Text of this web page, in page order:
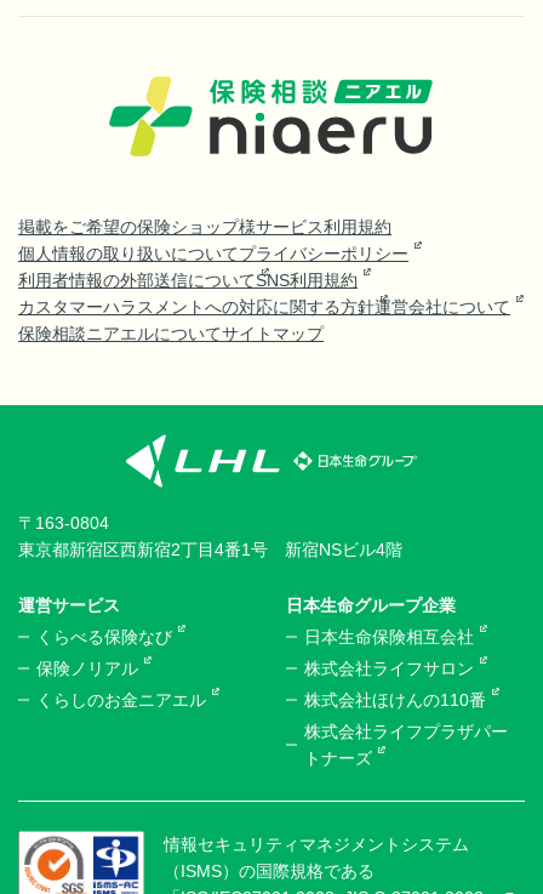
掲載をご希望の保険ショップ様サービス利用規約
個人情報の取り扱いについてプライバシーポリシー
利用者情報の外部送信についてSNS利用規約
カスタマーハラスメントへの対応に関する方針運営会社について
保険相談ニアエルについてサイトマップ
〒163-0804
東京都新宿区西新宿2丁目4番1号 新宿NSビル4階
運営サービス
くらべる保険なび
保険ノリアル
くらしのお金ニアエル
日本生命グループ企業
日本生命保険相互会社
株式会社ライフサロン
株式会社ほけんの110番
株式会社ライフプラザパー
トナーズ
情報セキュリティマネジメントシステム
（ISMS）の国際規格である